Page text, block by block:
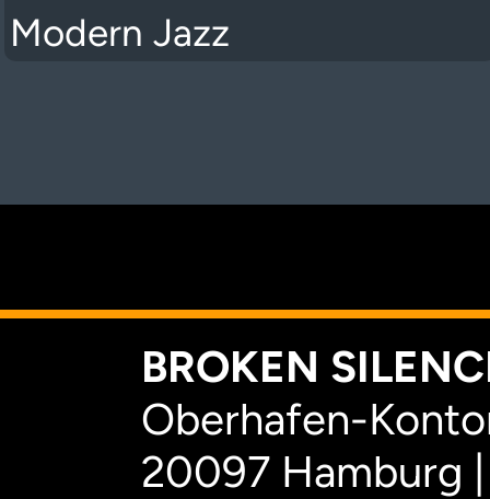
Modern Jazz
BROKEN
Oberhafen-
20097 Hamburg